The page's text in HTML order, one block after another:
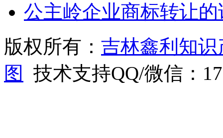
公主岭企业商标转让
版权所有： 吉林鑫利知
图
技术支持QQ/微信：